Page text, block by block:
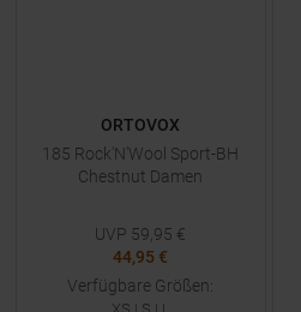
ORTOVOX
185 Rock'N'Wool Sport-BH
Chestnut Damen
UVP 59,95 €
44,95 €
Verfügbare Größen: